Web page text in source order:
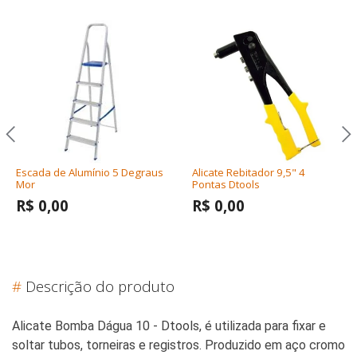
Escada de Alumínio 5 Degraus
Mor
R$ 0,00
Alicate Rebitador 9,5" 4
Pontas Dtools
R$ 0,00
# Descrição do produto
Alicate Bomba Dágua 10 - Dtools, é utilizada para fixar e
soltar tubos, torneiras e registros. Produzido em aço cromo